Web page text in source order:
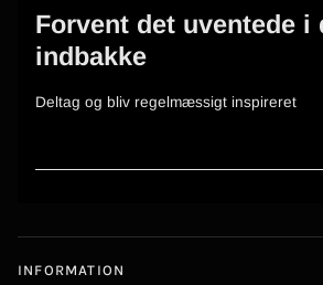
Forvent det uventede i
indbakke
Deltag og bliv regelmæssigt inspireret
INFORMATION